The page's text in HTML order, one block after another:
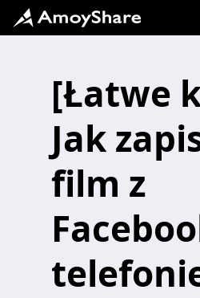
[Łatwe
Jak
film z